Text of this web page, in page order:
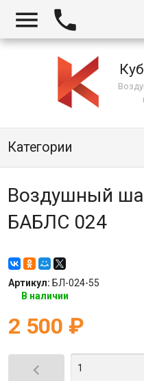
 
Категории
Воздушный
БАБЛС 024
Артикул: БЛ-024-55
В наличии
2 500 ₽
